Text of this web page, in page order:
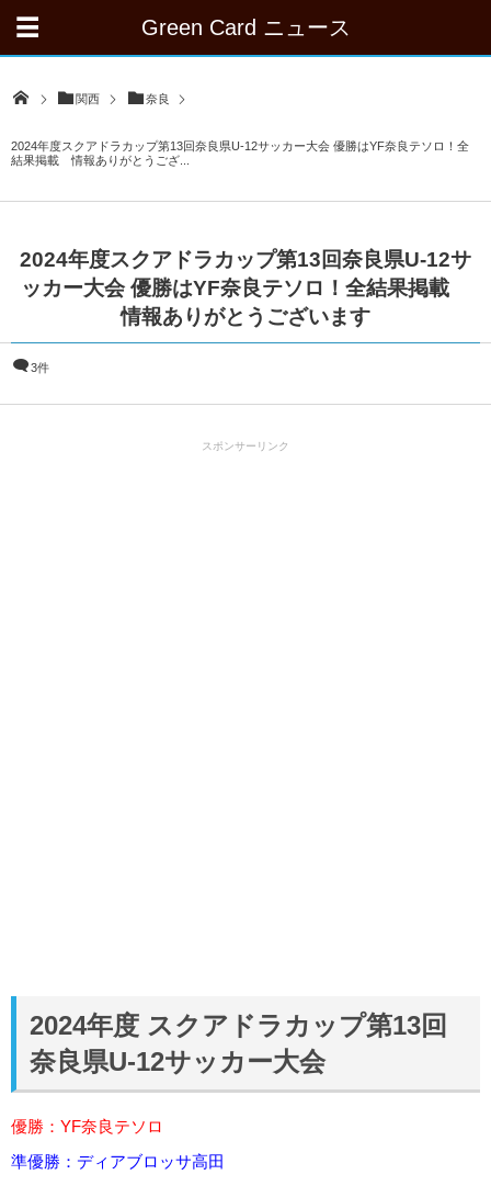
Green Card ニュース
関西 奈良
2024年度スクアドラカップ第13回奈良県U-12サッカー大会 優勝はYF奈良テソロ！全
結果掲載 情報ありがとうござ...
2024年度スクアドラカップ第13回奈良県U-12サ
ッカー大会 優勝はYF奈良テソロ！全結果掲載
情報ありがとうございます
3件
スポンサーリンク
2024年度 スクアドラカップ第13回
奈良県U-12サッカー大会
優勝：YF奈良テソロ
準優勝：ディアブロッサ高田